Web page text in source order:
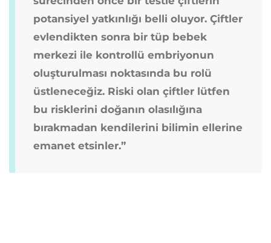
potansiyel yatkınlığı belli oluyor. Çiftler
evlendikten sonra bir tüp bebek
merkezi ile kontrollü embriyonun
oluşturulması noktasında bu rolü
üstleneceğiz. Riski olan çiftler lütfen
bu risklerini doğanın olasılığına
bırakmadan kendilerini bilimin ellerine
emanet etsinler.”